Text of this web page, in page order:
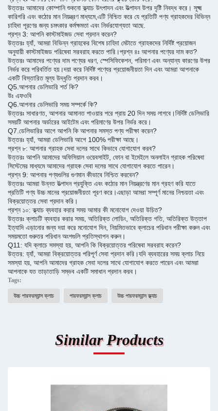
উত্তরঃ আমাদের কোম্পানি শুকনো ক্ল্যাচ উৎপাদন এবং উত্পাদন উপর দৃষ্টি নিবদ্ধ করে। সূক্ষ্ম
কারিগরি এবং কঠোর মান নিয়ন্ত্রণ মাধ্যমে,এটি নিশ্চিত করে যে প্রতিটি পণ্য গ্রাহকদের বিভিন্ন
চাহিদা পূরণের জন্য চমৎকার কর্মক্ষমতা এবং নির্ভরযোগ্যতা আছে.
প্রশ্ন 3: আপনি কাস্টমাইজড সেবা প্রদান করেন?
উত্তরঃ হ্যাঁ, আমরা বিভিন্ন গ্রাহকের বিশেষ চাহিদা মেটাতে গ্রাহকদের নির্দিষ্ট প্রয়োজন
অনুযায়ী কাস্টমাইজড পরিষেবা সরবরাহ করতে পারি।প্রশ্ন ৪ঃ আপনার পণ্যের দাম কত?
উত্তরঃ আমাদের পণ্যের দাম পণ্যের ধরণ, স্পেসিফিকেশন, পরিমাণ এবং অন্যান্য কারণের উপর
নির্ভর করে পরিবর্তিত হয়।দয়া করে নির্দিষ্ট পণ্যের প্রয়োজনীয়তা দিন এবং আমরা আপনাকে
একটি বিস্তারিত মূল্য উদ্ধৃতি প্রদান করব।
Q5. আপনার ডেলিভারি শর্ত কি?
উঃ এফওবি
Q6. আপনার ডেলিভারি সময় সম্পর্কে কি?
উত্তরঃ সাধারণত, আপনার আমানত পাওয়ার পরে প্রায় 20 দিন সময় লাগবে।নির্দিষ্ট ডেলিভারি
সময়টি আপনার অর্ডারের আইটেম এবং পরিমাণের উপর নির্ভর করে।
Q7. ডেলিভারির আগে আপনি কি আপনার সমস্ত পণ্য পরীক্ষা করেন?
উত্তরঃ হ্যাঁ, আমরা ডেলিভারি আগে 100% পরীক্ষা আছে।
প্রশ্ন ৮: আপনার গ্রাহক সেবা দলের সাথে কিভাবে যোগাযোগ করব?
উত্তরঃ আপনি আমাদের অফিসিয়াল ওয়েবসাইট, ফোন বা ইমেইলে অনলাইন গ্রাহক পরিষেবা
সিস্টেমের মাধ্যমে আমাদের গ্রাহক সেবা দলের সাথে যোগাযোগ করতে পারেন।
প্রশ্ন 9: আপনার পণ্যগুলির গুণমান কীভাবে নিশ্চিত করবেন?
উত্তরঃ আমরা উন্নত উত্পাদন প্রযুক্তি এবং কঠোর মান নিয়ন্ত্রণের মান গ্রহণ করি যাতে
প্রতিটি পণ্য উচ্চ মানের প্রয়োজনীয়তা পূরণ করে।এছাড়া আমরা সম্পূর্ণ মানের নিশ্চয়তা এবং
বিক্রয়োত্তর সেবা প্রদান করি।
প্রশ্ন ১০: ক্ল্যাচ ব্যবহার করার সময় আমার কী মনোযোগ দেওয়া উচিত?
উত্তরঃ ক্লাচটি ব্যবহার করার সময়, অতিরিক্ত লোডিং, অতিরিক্ত গতি, অতিরিক্ত উত্তাপ
ইত্যাদি এড়ানোর জন্য দয়া করে মনোযোগ দিন, নিয়মিতভাবে ক্লাচের পরিধান পরীক্ষা করুন এবং
সময়মতো গুরুতর পরিধান অংশগুলি প্রতিস্থাপন করুন।
Q11: যদি ক্লাচে সমস্যা হয়, আপনি কি বিক্রয়োত্তর পরিষেবা সরবরাহ করেন?
উত্তর: হ্যাঁ, আমরা বিক্রয়োত্তর পরিপূর্ণ সেবা প্রদান করি।যদি ব্যবহারের সময় ক্লাচ নিয়ে
সমস্যা হয়, আপনি আমাদের গ্রাহক সেবা দলের সাথে যোগাযোগ করতে পারেন এবং আমরা
আপনাকে যত তাড়াতাড়ি সম্ভব একটি সমাধান প্রদান করব।
Tags:
উচ্চ পারফরম্যান্স ক্লাচ পারফরম্যান্স ক্লাচ উচ্চ পারফরম্যান্স ক্ল্যাচ
Similar Products